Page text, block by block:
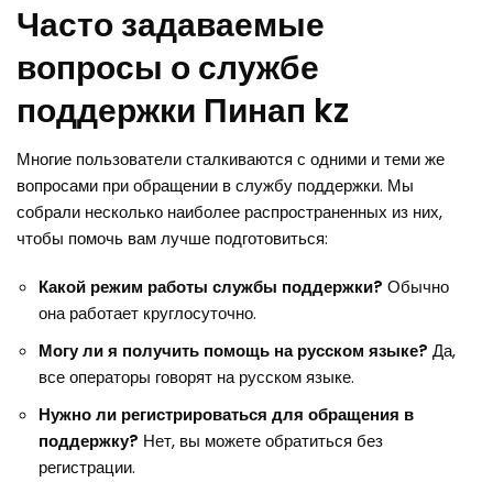
Часто задаваемые
вопросы о службе
поддержки Пинап kz
Многие пользователи сталкиваются с одними и теми же
вопросами при обращении в службу поддержки. Мы
собрали несколько наиболее распространенных из них,
чтобы помочь вам лучше подготовиться:
Какой режим работы службы поддержки? Обычно
она работает круглосуточно.
Могу ли я получить помощь на русском языке? Да,
все операторы говорят на русском языке.
Нужно ли регистрироваться для обращения в
поддержку? Нет, вы можете обратиться без
регистрации.